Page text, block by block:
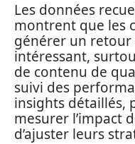
Les données
montrent que les
générer un
intéressant,
de contenu de
suivi des
insights détaillés,
mesurer l’impact
d’ajuster leurs